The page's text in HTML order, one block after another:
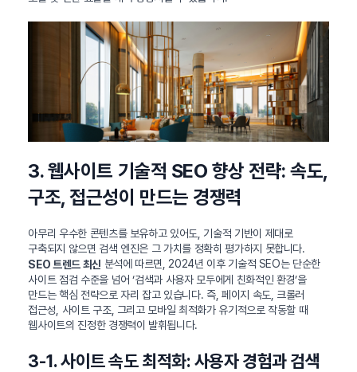
3. 웹사이트 기술적 SEO 향상 전략: 속도,
구조, 접근성이 만드는 경쟁력
아무리 우수한 콘텐츠를 보유하고 있어도, 기술적 기반이 제대로
구축되지 않으면 검색 엔진은 그 가치를 정확히 평가하지 못합니다.
SEO 트렌드 최신 분석에 따르면, 2024년 이후 기술적 SEO는 단순한
사이트 점검 수준을 넘어 ‘검색과 사용자 모두에게 친화적인 환경’을
만드는 핵심 전략으로 자리 잡고 있습니다. 즉, 페이지 속도, 크롤러
접근성, 사이트 구조, 그리고 모바일 최적화가 유기적으로 작동할 때
웹사이트의 진정한 경쟁력이 발휘됩니다.
3-1. 사이트 속도 최적화: 사용자 경험과 검색